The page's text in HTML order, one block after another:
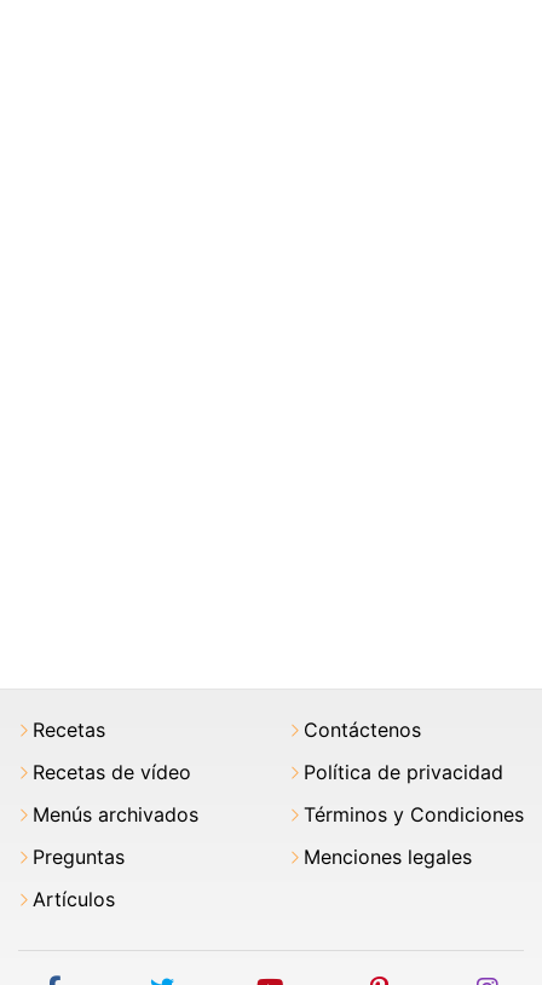
Recetas
Recetas de vídeo
Menús archivados
Preguntas
Artículos
Contáctenos
Política de privacidad
Términos y Condiciones
Menciones legales